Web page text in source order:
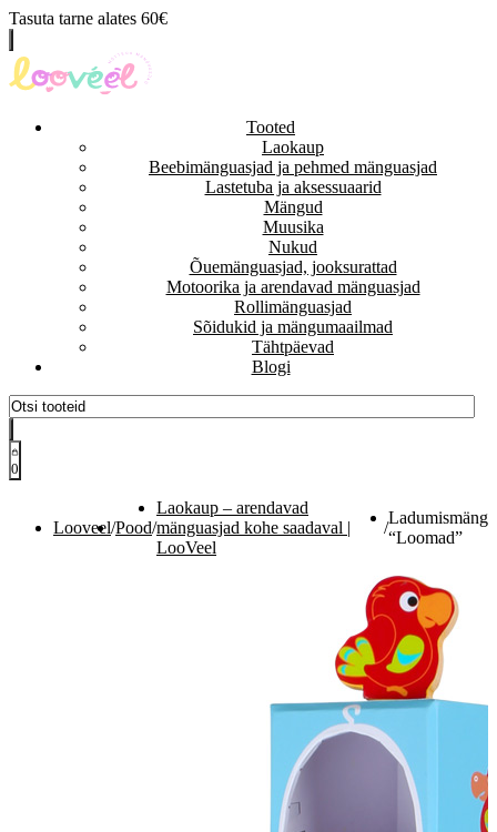
Tasuta tarne alates 60€
Tooted
Laokaup
Beebimänguasjad ja pehmed mänguasjad
Lastetuba ja aksessuaarid
Mängud
Muusika
Nukud
Õuemänguasjad, jooksurattad
Motoorika ja arendavad mänguasjad
Rollimänguasjad
Sõidukid ja mängumaailmad
Tähtpäevad
Blogi
0
Looveel/Pood/
Laokaup – arendavad
mänguasjad kohe saadaval |
LooVeel
/
Ladumismäng
“Loomad”